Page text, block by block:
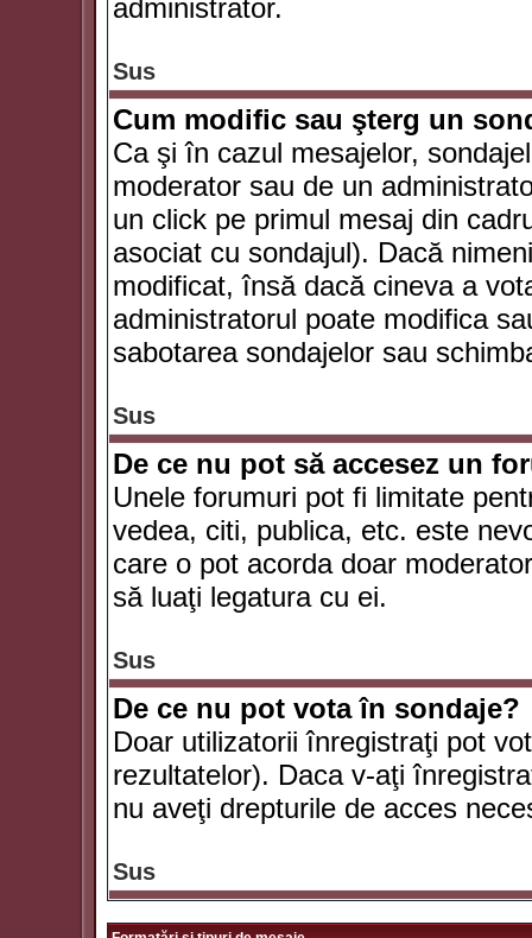
administrator.
Sus
Cum modific sau şterg un
Ca şi în cazul mesajelor,
moderator sau de un
un click pe primul mesaj din
asociat cu sondajul). Dacă
modificat, însă dacă cineva a
administratorul poate modifica
sabotarea sondajelor sau
Sus
De ce nu pot să accesez un
Unele forumuri pot fi limitate
vedea, citi, publica, etc. este
care o pot acorda doar
să luaţi legatura cu ei.
Sus
De ce nu pot vota în sondaje?
Doar utilizatorii înregistraţi pot
rezultatelor). Daca v-aţi
nu aveţi drepturile de acces
Sus